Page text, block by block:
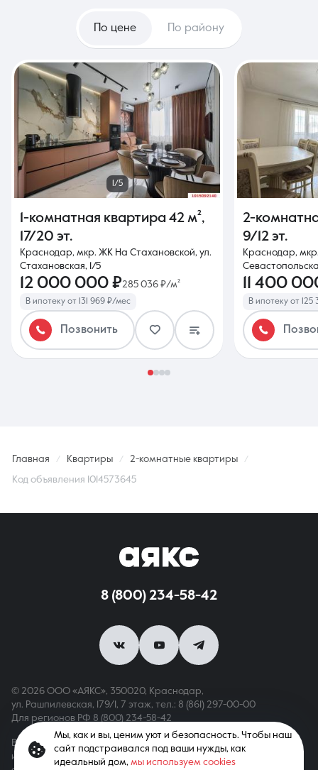
По цене По району
1/5
1-комнатная квартира 42 м²,
17/20 эт.
Краснодар, мкр. ЖК На Стахановской, ул.
Стахановская, 1/5
12 000 000 ₽285 036 ₽/м²
В ипотеку от 131 969 ₽/мес
Позвонить
2-
9/12 эт.
Краснодар,
11 400
В ипотеку от
Главная Квартиры 2-комнатные квартиры
Код объявления 1014573645
8 (800) 234-58-42
© 2026 ООО «АЯКС», 350020, Краснодар,
ул. Рашпилевская, 179/1, 7 этаж, тел.: 8 (861) 297-00-00
Для регионов РФ 8 (800) 234-58-42
Вся информация, опубликованная на сайте, носит только
информационный характер и не является публичной офертой,
Мы, как и вы, ценим уют и безопасность. Чтобы наш
сайт подстраивался под ваши нужды, как
идеальный дом, мы используем cookies